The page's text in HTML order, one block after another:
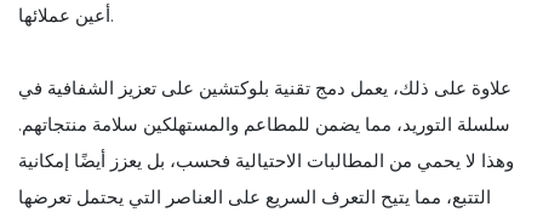
أعين عملائها.
علاوة على ذلك، يعمل دمج تقنية بلوكتشين على تعزيز الشفافية في
سلسلة التوريد، مما يضمن للمطاعم والمستهلكين سلامة منتجاتهم.
وهذا لا يحمي من المطالبات الاحتيالية فحسب، بل يعزز أيضًا إمكانية
التتبع، مما يتيح التعرف السريع على العناصر التي يحتمل تعرضها